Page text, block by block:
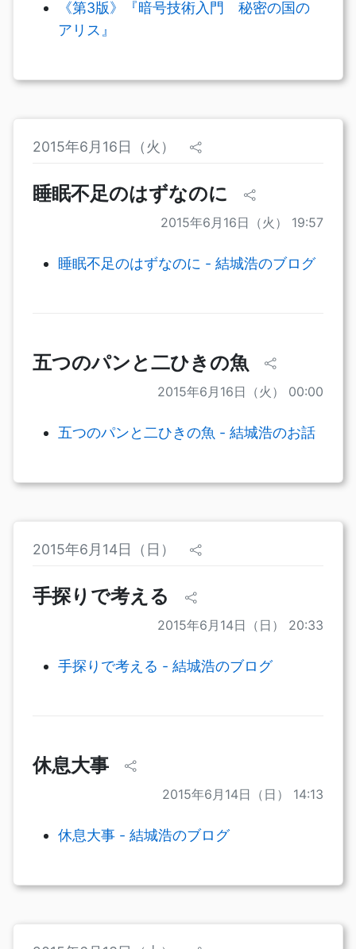
《第3版》『暗号技術入門 秘密の国の
アリス』
2015年6月16日（火）
睡眠不足のはずなのに
2015年6月16日（火） 19:57
睡眠不足のはずなのに - 結城浩のブログ
五つのパンと二ひきの魚
2015年6月16日（火） 00:00
五つのパンと二ひきの魚 - 結城浩のお話
2015年6月14日（日）
手探りで考える
2015年6月14日（日） 20:33
手探りで考える - 結城浩のブログ
休息大事
2015年6月14日（日） 14:13
休息大事 - 結城浩のブログ